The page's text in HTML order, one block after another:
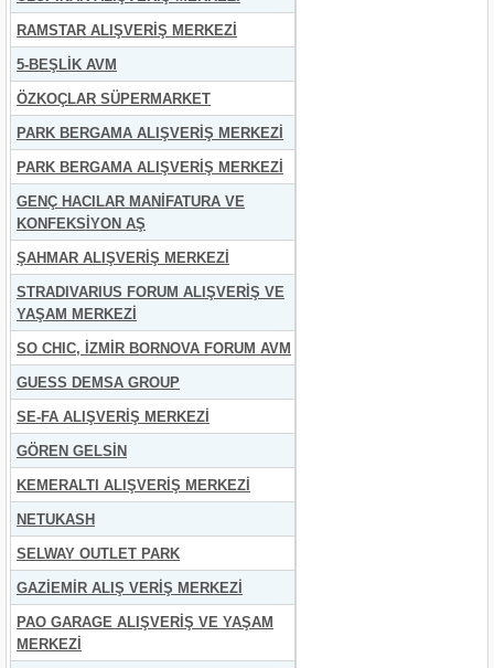
RAMSTAR ALIŞVERİŞ MERKEZİ
5-BEŞLİK AVM
ÖZKOÇLAR SÜPERMARKET
PARK BERGAMA ALIŞVERİŞ MERKEZİ
PARK BERGAMA ALIŞVERİŞ MERKEZİ
GENÇ HACILAR MANİFATURA VE
KONFEKSİYON AŞ
ŞAHMAR ALIŞVERİŞ MERKEZİ
STRADIVARIUS FORUM ALIŞVERİŞ VE
YAŞAM MERKEZİ
SO CHIC, İZMİR BORNOVA FORUM AVM
GUESS DEMSA GROUP
SE-FA ALIŞVERİŞ MERKEZİ
GÖREN GELSİN
KEMERALTI ALIŞVERİŞ MERKEZİ
NETUKASH
SELWAY OUTLET PARK
GAZİEMİR ALIŞ VERİŞ MERKEZİ
PAO GARAGE ALIŞVERİŞ VE YAŞAM
MERKEZİ